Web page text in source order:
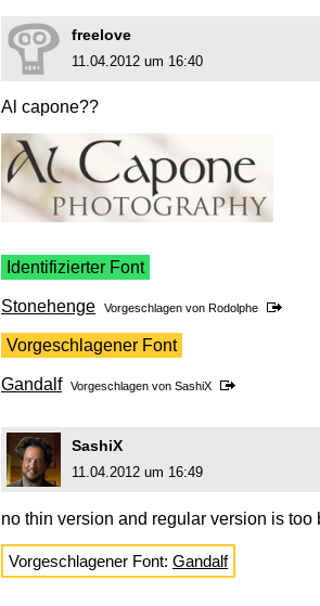
freelove
11.04.2012 um 16:40
Al capone??
Identifizierter Font
Stonehenge Vorgeschlagen von Rodolphe
Vorgeschlagener Font
Gandalf Vorgeschlagen von SashiX
SashiX
11.04.2012 um 16:49
no thin version and regular version is
Vorgeschlagener Font: Gandalf